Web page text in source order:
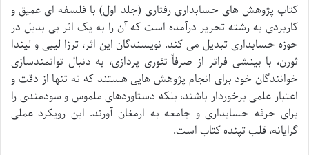
کتاب پژوهش های حسابداری رفتاری (جلد اول) با فلسفه ای عمیق و
کاربردی به رشته تحریر درآمده است که آن را به یک اثر بی بدیل در
حوزه حسابداری تبدیل می کند. نویسندگان این اثر، ترزا لیبی و لیندا
ثورن، با بینشی فراتر از صرفاً تئوری پردازی، به دنبال توانمندسازی
خوانندگان خود برای انجام پژوهش هایی هستند که نه تنها از دقت و
اعتبار علمی برخوردار باشند، بلکه دستاوردهای ملموس و سودمندی را
برای حرفه حسابداری و جامعه به ارمغان آورند. این رویکرد عملی
گرایانه، قلب تپنده کتاب است.